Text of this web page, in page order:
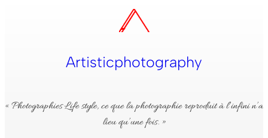
Artisticphotography
« Photographies Life style, ce que la photographie reproduit à l’infini n’a
lieu qu’une fois. »